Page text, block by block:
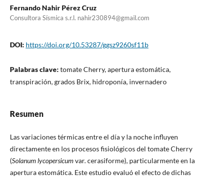
Fernando Nahir Pérez Cruz
Consultora Sísmica s.r.l. nahir230894@gmail.com
DOI: https://doi.org/10.53287/ggsz9260sf11b
Palabras clave: tomate Cherry, apertura estomática,
transpiración, grados Brix, hidroponía, invernadero
Resumen
Las variaciones térmicas entre el día y la noche influyen
directamente en los procesos fisiológicos del tomate Cherry
(Solanum lycopersicumvar. cerasiforme), particularmente en la
apertura estomática. Este estudio evaluó el efecto de dichas